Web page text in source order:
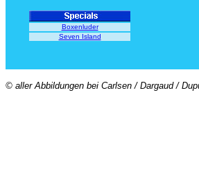
Boxenluder
Seven Island
© aller Abbildungen bei Carlsen / Dargaud /